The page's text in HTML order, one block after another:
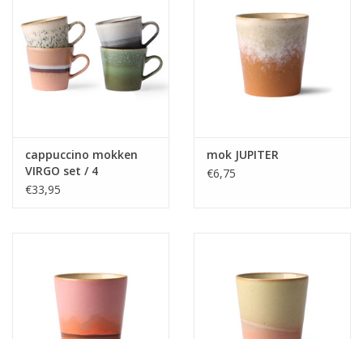
cappuccino mokken
VIRGO set / 4
€33,95
mok JUPITER
€6,75